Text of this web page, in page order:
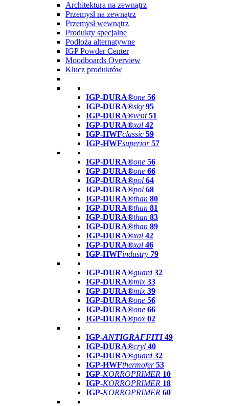
Architektura na zewnątrz
Przemysł na zewnątrz
Przemysł wewnątrz
Produkty specjalne
Podłoża alternatywne
IGP Powder Center
Moodboards Overview
Klucz produktów
IGP-DURA®one 56
IGP-DURA®sky 95
IGP-DURA®vent 51
IGP-DURA®xal 42
IGP-HWFclassic 59
IGP-HWFsuperior 57
IGP-DURA®one 56
IGP-DURA®one 66
IGP-DURA®pol 64
IGP-DURA®pol 68
IGP-DURA®than 80
IGP-DURA®than 81
IGP-DURA®than 83
IGP-DURA®than 89
IGP-DURA®xal 42
IGP-DURA®xal 46
IGP-HWFindustry 79
IGP-DURA®guard 32
IGP-DURA®mix 33
IGP-DURA®mix 39
IGP-DURA®one 56
IGP-DURA®one 66
IGP-DURA®pox 02
IGP-ANTIGRAFFITI49
IGP-DURA®cryl 40
IGP-DURA®guard 32
IGP-HWFthermofer 53
IGP-KORROPRIMER 10
IGP-KORROPRIMER 18
IGP-KORROPRIMER 60